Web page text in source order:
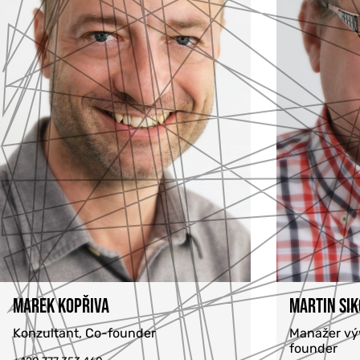
MAREK KOPŘIVA
Konzultant, Co-founder
MARTIN
Manažer
founder